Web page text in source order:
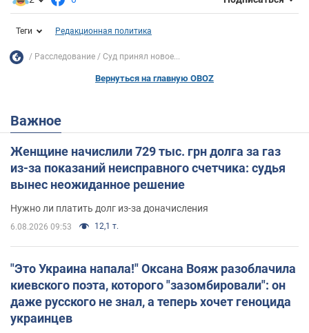
Теги Редакционная политика
Расследование Суд принял новое...
Вернуться на главную OBOZ
Важное
Женщине начислили 729 тыс. грн долга за газ
из-за показаний неисправного счетчика: судья
вынес неожиданное решение
Нужно ли платить долг из-за доначисления
6.08.2026 09:53 12,1 т.
"Это Украина напала!" Оксана Вояж разоблачила
киевского поэта, которого "зазомбировали": он
даже русского не знал, а теперь хочет геноцида
украинцев